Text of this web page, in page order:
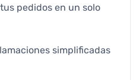
pedidos en un solo
simplificadas